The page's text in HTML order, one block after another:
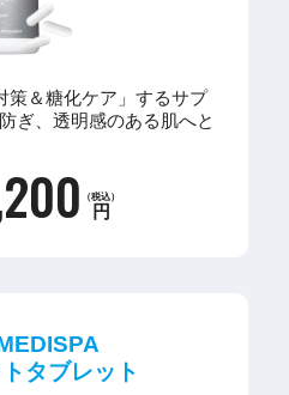
策＆糖化ケア」するサプ
ぎ、透明感のある肌へと
（税込）
円
タブレット